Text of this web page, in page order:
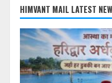
HIMVANT MAIL LATEST